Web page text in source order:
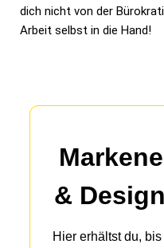
dich nicht von der
Arbeit selbst in die Hand!
&
Hier erhältst du,